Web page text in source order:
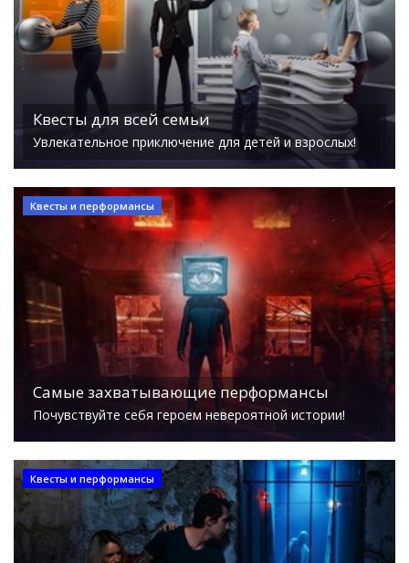
Квесты для всей семьи
Увлекательное приключение для детей и взрослых!
Квесты и перформансы
Самые захватывающие перформансы
Почувствуйте себя героем невероятной истории!
Квесты и перформансы